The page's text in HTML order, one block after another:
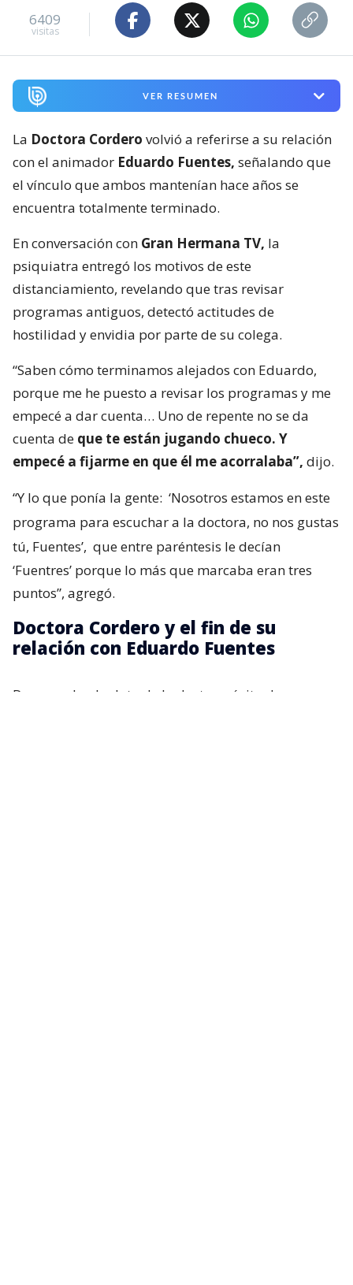
6409
visitas
VER RESUMEN
La Doctora Cordero volvió a referirse a su relación
con el animador Eduardo Fuentes, señalando que
el vínculo que ambos mantenían hace años se
encuentra totalmente terminado.
En conversación con Gran Hermana TV, la
psiquiatra entregó los motivos de este
distanciamiento, revelando que tras revisar
programas antiguos, detectó actitudes de
hostilidad y envidia por parte de su colega.
“Saben cómo terminamos alejados con Eduardo,
porque me he puesto a revisar los programas y me
empecé a dar cuenta… Uno de repente no se da
cuenta de que te están jugando chueco. Y
empecé a fijarme en que él me acorralaba”, dijo.
“Y lo que ponía la gente: ‘Nosotros estamos en este
programa para escuchar a la doctora, no nos gustas
tú, Fuentes’, que entre paréntesis le decían
‘Fuentres’ porque lo más que marcaba eran tres
puntos”, agregó.
Doctora Cordero y el fin de su
relación con Eduardo Fuentes
De acuerdo al relato de la doctora, éxito de